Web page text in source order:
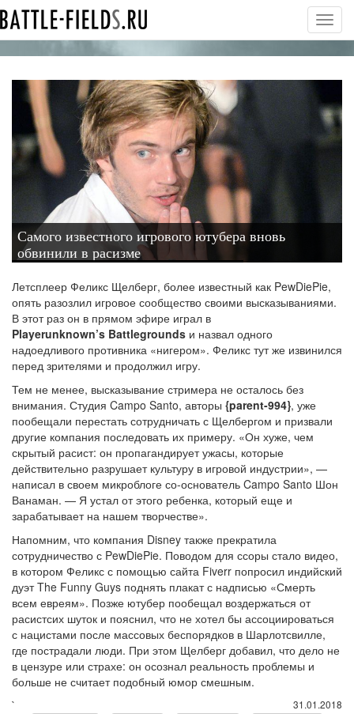
Самого известного игрового ютубера вновь
обвинили в расизме
Летсплеер Феликс Щелберг, более известный как PewDiePie,
опять разозлил игровое сообщество своими высказываниями.
В этот раз он в прямом эфире играл в
Playerunknown’s Battlegrounds и назвал одного
надоедливого противника «нигером». Феликс тут же извинился
перед зрителями и продолжил игру.
Тем не менее, высказывание стримера не осталось без
внимания. Студия Campo Santo, авторы {parent-994}, уже
пообещали перестать сотрудничать с Щелбергом и призвали
другие компания последовать их примеру. «Он хуже, чем
скрытый расист: он пропагандирует ужасы, которые
действительно разрушает культуру в игровой индустрии», —
написал в своем микроблоге со-основатель Campo Santo Шон
Ванаман. — Я устал от этого ребенка, который еще и
зарабатывает на нашем творчестве».
Напомним, что компания Disney также прекратила
сотрудничество с PewDiePie. Поводом для ссоры стало видео,
в котором Феликс с помощью сайта Fiverr попросил индийский
дуэт The Funny Guys поднять плакат с надписью «Смерть
всем евреям». Позже ютубер пообещал воздержаться от
расистсих шуток и пояснил, что не хотел бы ассоциироваться
с нацистами после массовых беспорядков в Шарлотсвилле,
где пострадали люди. При этом Щелберг добавил, что дело не
в цензуре или страхе: он осознал реальность проблемы и
больше не считает подобный юмор смешным.
31.01.2018
`